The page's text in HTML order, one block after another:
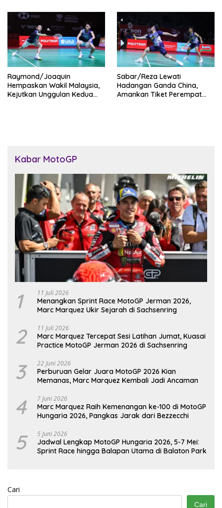
Raymond/Joaquin
Hempaskan Wakil Malaysia,
Kejutkan Unggulan Kedua
Sabar/Reza Lewati
Hadangan Ganda China,
Amankan Tiket Perempat
Kabar MotoGP
1 11 Juli 2026
Menangkan Sprint Race MotoGP Jerman 2026,
Marc Marquez Ukir Sejarah di Sachsenring
2 11 Juli 2026
Marc Marquez Tercepat Sesi Latihan Jumat, Kuasai
Practice MotoGP Jerman 2026 di Sachsenring
3 22 Juni 2026
Perburuan Gelar Juara MotoGP 2026 Kian
Memanas, Marc Marquez Kembali Jadi Ancaman
4 7 Juni 2026
Marc Marquez Raih Kemenangan ke-100 di MotoGP
Hungaria 2026, Pangkas Jarak dari Bezzecchi
5 5 Juni 2026
Jadwal Lengkap MotoGP Hungaria 2026, 5-7 Mei:
Sprint Race hingga Balapan Utama di Balaton Park
Cari
Cari